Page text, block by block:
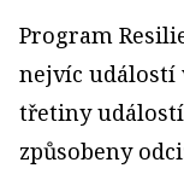
Program
nejvíc událostí
třetiny
způsobeny